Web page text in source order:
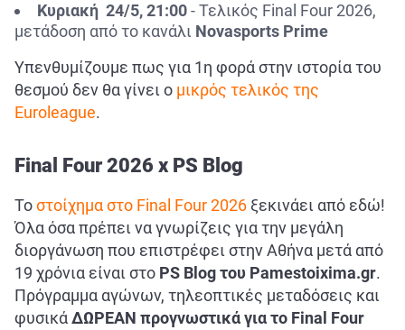
Κυριακή 24/5, 21:00- Τελικός Final Four 2026,
μετάδοση από το κανάλι Novasports Prime
Υπενθυμίζουμε πως για 1η φορά στην ιστορία του
θεσμού δεν θα γίνει ο μικρός τελικός της
Euroleague.
Final Four 2026 x PS Blog
Τοστοίχημα στο Final Four 2026 ξεκινάει από εδώ!
Όλα όσα πρέπει να γνωρίζεις για την μεγάλη
διοργάνωση που επιστρέφει στην Αθήνα μετά από
19 χρόνια είναι στο PS Blog του Pamestoixima.gr.
Πρόγραμμα αγώνων, τηλεοπτικές μεταδόσεις και
φυσικάΔΩΡΕΑΝ προγνωστικά για το Final Four